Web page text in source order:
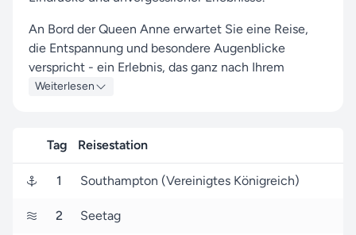
An Bord der Queen Anne erwartet Sie eine Reise,
die Entspannung und besondere Augenblicke
verspricht - ein Erlebnis, das ganz nach Ihrem
Geschmack sein wird.
Zeebrügge haben Sie die Gelegenheit, die Region
auf eine besondere Weise kennenzulernen und
Neues zu entdecken.
brechen Sie am 09. Oktober 2026 auf, um nach 4
Weiterlesen
Tag Reisestation
1 Southampton (Vereinigtes Königreich)
2 Seetag